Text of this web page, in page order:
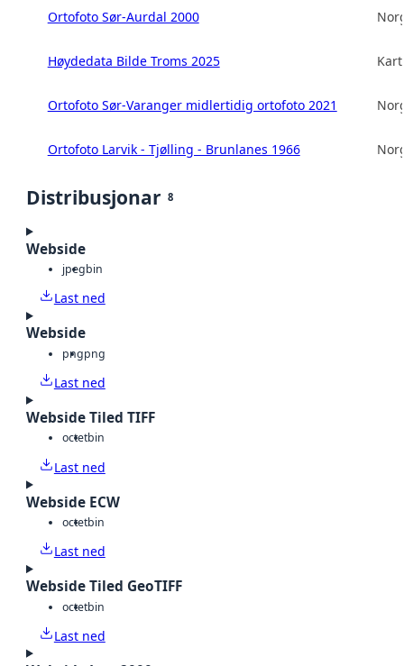
Ortofoto Sør-Aurdal 2000
Høydedata Bilde Troms 2025
Ortofoto Sør-Varanger midlertidig ortofoto 2021
Ortofoto Larvik - Tjølling - Brunlanes 1966
Distribusjonar 8
Webside
jpegbin
Last ned
Webside
pngpng
Last ned
Webside Tiled TIFF
octetbin
Last ned
Webside ECW
octetbin
Last ned
Webside Tiled GeoTIFF
octetbin
Last ned